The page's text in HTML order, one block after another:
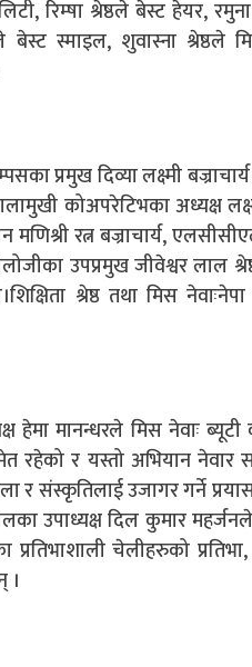
रिम्षा श्रेष्ठले बेस्ट हेयर,
बेस्ट स्माइल, शुवास्ना श्रेष्ठले
प्रमुख दिव्या लक्ष्मी
कोअपरेटिभका अध्यक्ष
मणिश्री रत्न बज्राचार्य,
उपप्रमुख जीवेश्वर लाल
श्रेष्ठ तथा मिस
मानन्धरले मिस नेवाः ब्यूटी
र यस्तो अभियान नेवार
र संस्कृतिलाई उजागर गर्ने
उपाध्यक्ष दिल कुमार
चेलीहरुको
।